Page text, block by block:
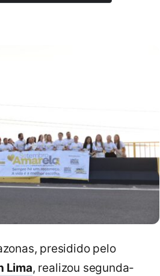
presidido pelo
Lima, realizou segunda-